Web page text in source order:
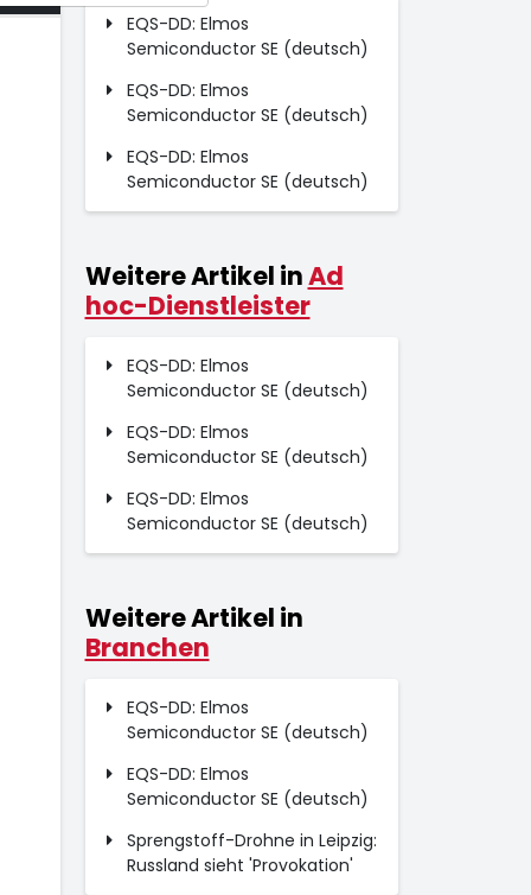
EQS-DD: Elmos
Semiconductor SE (deutsch)
EQS-DD: Elmos
Semiconductor SE (deutsch)
EQS-DD: Elmos
Semiconductor SE (deutsch)
Weitere Artikel inAd
hoc-Dienstleister
EQS-DD: Elmos
Semiconductor SE (deutsch)
EQS-DD: Elmos
Semiconductor SE (deutsch)
EQS-DD: Elmos
Semiconductor SE (deutsch)
Weitere Artikel in
Branchen
EQS-DD: Elmos
Semiconductor SE (deutsch)
EQS-DD: Elmos
Semiconductor SE (deutsch)
Sprengstoff-Drohne in Leipzig:
Russland sieht 'Provokation'